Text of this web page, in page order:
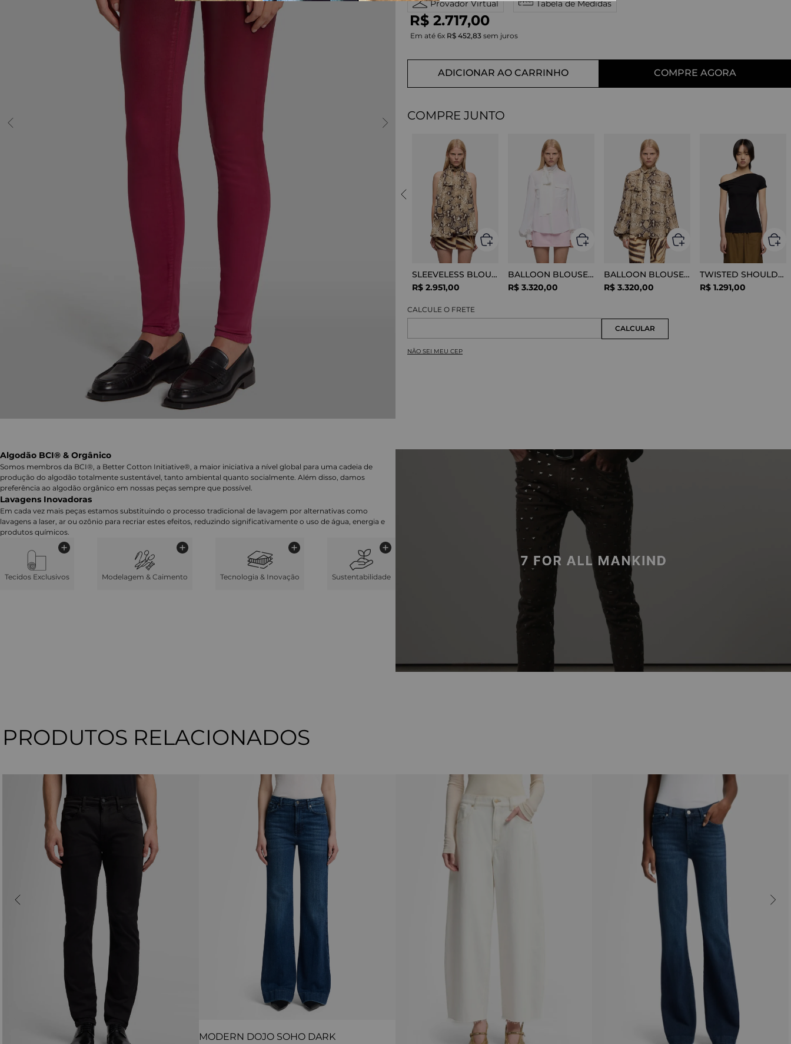
Provador Virtual Tabela de Medidas
R$ 2.717,00
Em até 6x R$ 452,83 sem juros
ADICIONAR AO CARRINHO COMPRE AGORA
COMPRE JUNTO
SLEEVELESS BLOUSE VISCOSE SNAKE
R$ 2.951,00
BALLOON BLOUSE SILK OPTICAL WHITE
R$ 3.320,00
BALLOON BLOUSE VISCOSE SNAKE
R$ 3.320,00
TWISTED SHOULDER TEE LYOCELL BLACK
R$ 1.291,00
NÃO SEI MEU CEP
Algodão BCI® & Orgânico
Somos membros da BCI®, a Better Cotton Initiative®, a maior iniciativa a nível global para uma cadeia de
produção do algodão totalmente sustentável, tanto ambiental quanto socialmente. Além disso, damos
preferência ao algodão orgânico em nossas peças sempre que possível.
Lavagens Inovadoras
Em cada vez mais peças estamos substituindo o processo tradicional de lavagem por alternativas como
lavagens a laser, ar ou ozônio para recriar estes efeitos, reduzindo significativamente o uso de água, energia e
produtos químicos.
Tecidos Exclusivos Modelagem & Caimento Tecnologia & Inovação Sustentabilidade
PRODUTOS RELACIONADOS
MODERN DOJO SOHO DARK